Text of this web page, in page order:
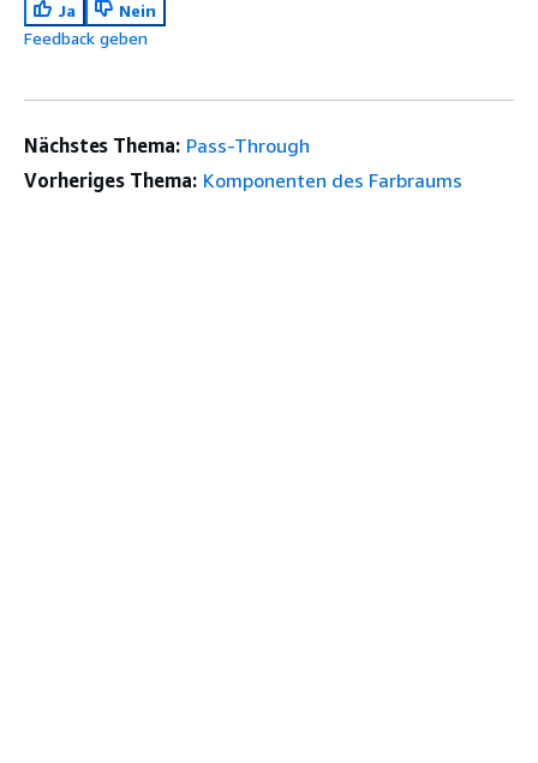
Ja
Nein
Feedback geben
Nächstes Thema: Pass-Through
Vorheriges Thema: Komponenten des Farbraums